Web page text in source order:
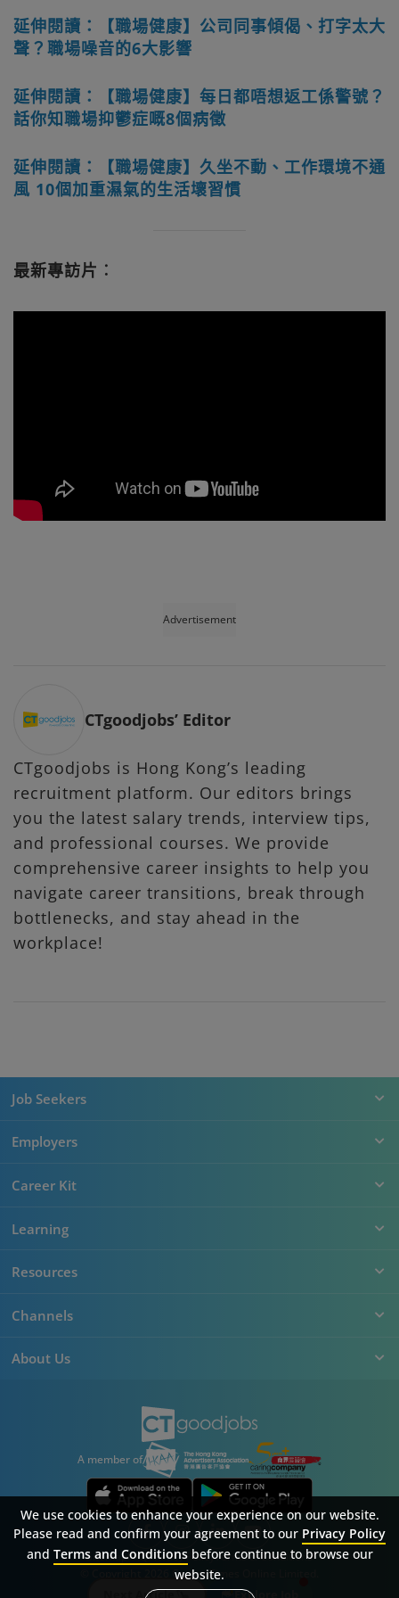
Next Article Explore Job
延伸閱讀：【職場健康】公司同事傾偈、打字太大
聲？職場噪音的6大影響
延伸閱讀：【職場健康】每日都唔想返工係警號？
話你知職場抑鬱症嘅8個病徵
延伸閱讀：【職場健康】久坐不動、工作環境不通
風 10個加重濕氣的生活壞習慣
最新專訪片︰
Advertisement
CTgoodjobs’ Editor
CTgoodjobs is Hong Kong’s leading
recruitment platform. Our editors brings
you the latest salary trends, interview tips,
and professional courses. We provide
comprehensive career insights to help you
navigate career transitions, break through
bottlenecks, and stay ahead in the
workplace!
Job Seekers
Employers
Career Kit
Learning
Resources
Channels
About Us
A member of
© Copyright 2026 Career Times Online Limited.
All rights reserved.
SitemapFAQPrivacy PolicyTerms & Conditions
We use cookies to enhance your experience on our website.
Please read and confirm your agreement to our Privacy Policy
and Terms and Conditionsbefore continue to browse our
website.